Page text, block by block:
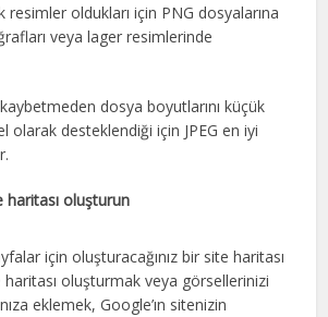
resimler oldukları için PNG dosyalarına
veya lager resimlerinde
dosya boyutlarını küçük
olarak desteklendiği için JPEG en iyi
haritası oluşturun
için oluşturacağınız bir site haritası
oluşturmak veya görsellerinizi
eklemek, Google’ın sitenizin